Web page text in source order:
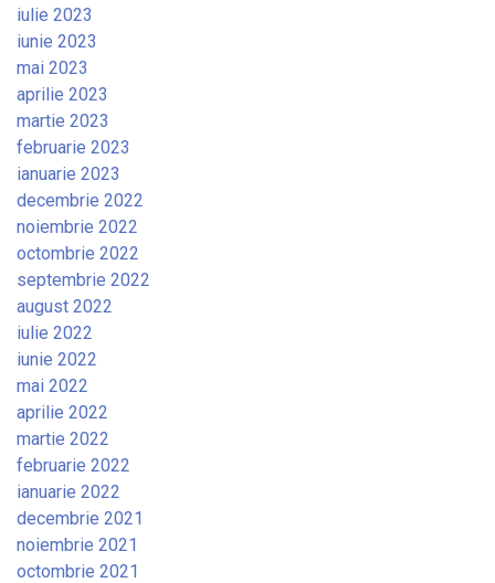
iulie 2023
iunie 2023
mai 2023
aprilie 2023
martie 2023
februarie 2023
ianuarie 2023
decembrie 2022
noiembrie 2022
octombrie 2022
septembrie 2022
august 2022
iulie 2022
iunie 2022
mai 2022
aprilie 2022
martie 2022
februarie 2022
ianuarie 2022
decembrie 2021
noiembrie 2021
octombrie 2021